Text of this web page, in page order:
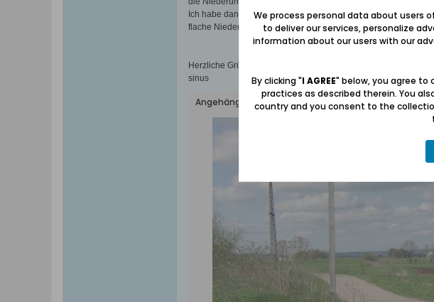
Ich habe dann noch etwas Heimaterde mitgenommen, die ich
flache Niederungslandschaft und den weiten Blick bis zur
Herzliche Grüße aus Mecklenburg
sinus
Angehängte Dateien
We process personal data about users
to deliver our services, personalize
information about our users with our
By clicking "I AGREE" below, you agree to
practices as described therein. You
country and you consent to the